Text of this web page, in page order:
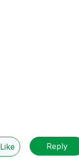
Like Reply